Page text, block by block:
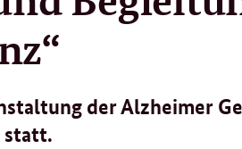
der Alzheimer
statt.